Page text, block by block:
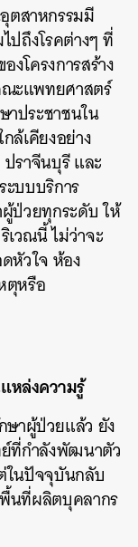
ตสาหกรรมมี
ปถึงโรคต่างๆ ที่
งโครงการสร้าง
ะแพทยศาสตร์
ประชาชนใน
ล้เคียงอย่าง
ปราจีนบุรี และ
บบบริการ
ป่วยทุกระดับ ให้
วณนี้ ไม่ว่าจะ
หัวใจ ห้อง
ตุหรือ
หล่งความรู้
ษาผู้ป่วยแล้ว ยัง
ที่กำลังพัฒนาตัว
ในปัจจุบันกลับ
นที่ผลิตบุคลากร